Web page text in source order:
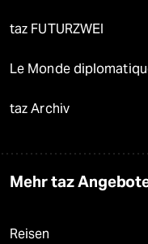
taz FUTURZWEI
Le Monde
taz Archiv
Mehr taz
Reisen